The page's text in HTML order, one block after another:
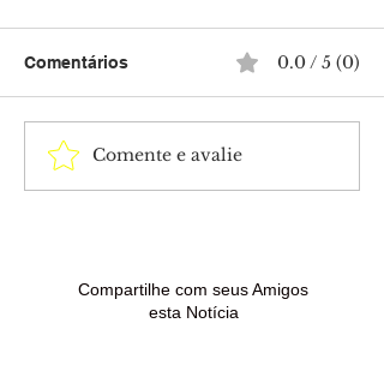
Força Tática prende
Comentários 0.0 / 5 (0)
Comente e avalie
Compartilhe com seus Amigos
esta Notícia